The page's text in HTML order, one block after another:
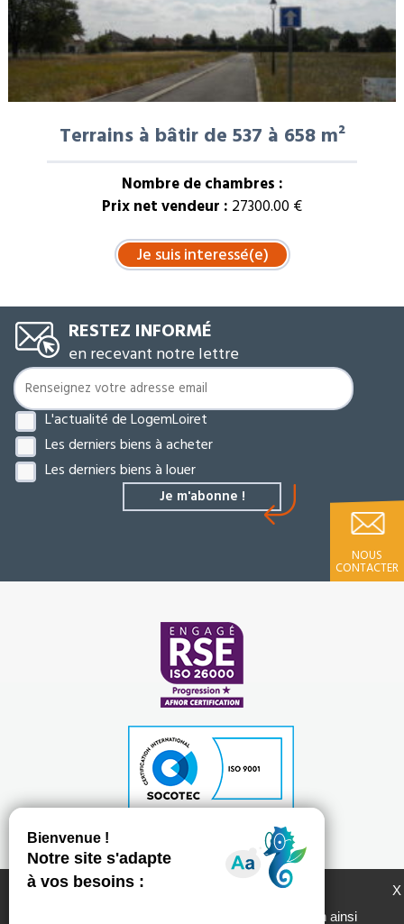
Terrains à bâtir de 537 à 658 m²
Nombre de chambres :
Prix net vendeur : 27300.00 €
RESTEZ INFORMÉ
en recevant notre lettre
L'actualité de LogemLoiret
Les derniers biens à acheter
Les derniers biens à louer
NOUS
CONTACTER
Plan du site
Mentions légales
Politique de protection des données personnelles
X
LogemLoiret et ses partenaires utilisent des
fréquentation du site utiles à son amélioration ainsi